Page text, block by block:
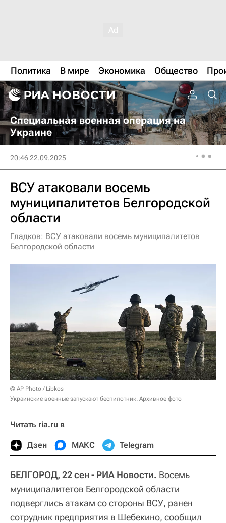
Политика В мире Экономика Общество
Специальная военная операция на
Украине
20:46 22.09.2025
ВСУ атаковали восемь
муниципалитетов Белгородской
области
Гладков: ВСУ атаковали восемь муниципалитетов
Белгородской области
© AP Photo / Libkos
Украинские военные запускают беспилотник. Архивное фото
Читать ria.ru в
Дзен МАКС Telegram
БЕЛГОРОД, 22 сен - РИА Новости. Восемь
муниципалитетов Белгородской области
подверглись атакам со стороны ВСУ, ранен
сотрудник предприятия в Шебекино, сообщил